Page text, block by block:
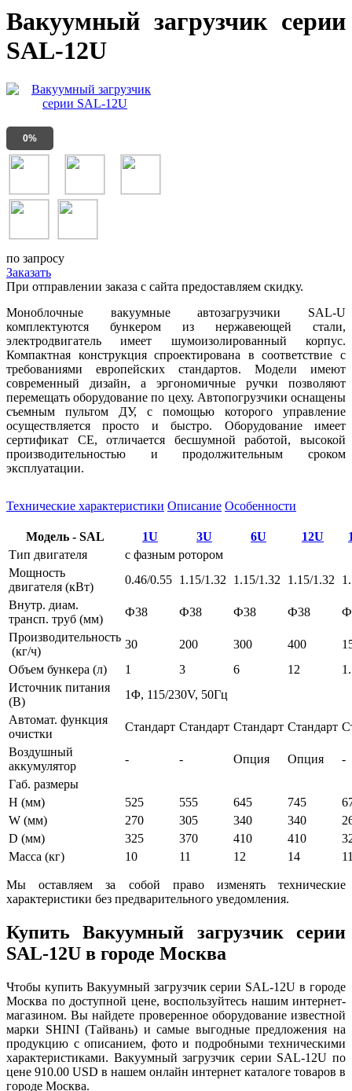
Вакуумный загрузчик серии
SAL-12U
0%
по запросу
Заказать
При отправлении заказа с сайта предоставляем скидку.
Моноблочные вакуумные автозагрузчики SAL-U
комплектуются бункером из нержавеющей стали,
электродвигатель имеет шумоизолированный корпус.
Компактная конструкция спроектирована в соответствие с
требованиями европейских стандартов. Модели имеют
современный дизайн, а эргономичные ручки позволяют
перемещать оборудование по цеху. Автопогрузчики оснащены
съемным пультом ДУ, с помощью которого управление
осуществляется просто и быстро. Оборудование имеет
сертификат СЕ, отличается бесшумной работой, высокой
производительностью и продолжительным сроком
эксплуатации.
Технические характеристики Описание Особенности
Модель - SAL 1U 3U 6U 12U
Тип двигателя
с фазным ротором
Мощность
двигателя (кВт)
0.46/0.55 1.15/1.32 1.15/1.32 1.15/1.32
Внутр. диам.
трансп. труб (мм)
Ф38 Ф38 Ф38 Ф38
Производительность
(кг/ч)
30 200 300 400
Объем бункера (л)
1 3 6 12
Источник питания
(В)
1Φ, 115/230V, 50Гц
Автомат. функция
очистки
Стандарт Стандарт Стандарт Стандарт
Воздушный
аккумулятор
- - Опция Опция
-
Габ. размеры
H (мм)
525 555 645 745
W (мм)
270 305 340 340
D (мм)
325 370 410 410
Масса (кг)
10 11 12 14
Мы оставляем за собой право изменять технические
характеристики без предварительного уведомления.
Купить Вакуумный загрузчик серии
SAL-12U в городе Москва
Чтобы купить Вакуумный загрузчик серии SAL-12U в городе
Москва по доступной цене, воспользуйтесь нашим интернет-
магазином. Вы найдете проверенное оборудование известной
марки SHINI (Тайвань) и самые выгодные предложения на
продукцию с описанием, фото и подробными техническими
характеристиками. Вакуумный загрузчик серии SAL-12U по
цене 910.00 USD в нашем онлайн интернет каталоге товаров в
городе Москва.